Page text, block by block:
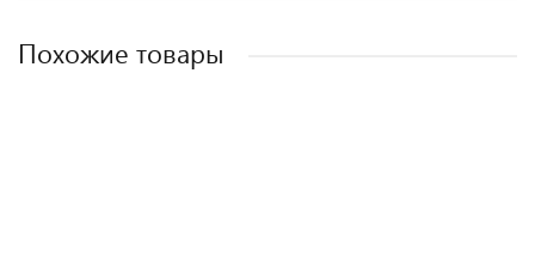
Похожие товары